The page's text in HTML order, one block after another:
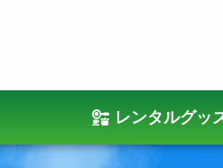
レンタルグッ